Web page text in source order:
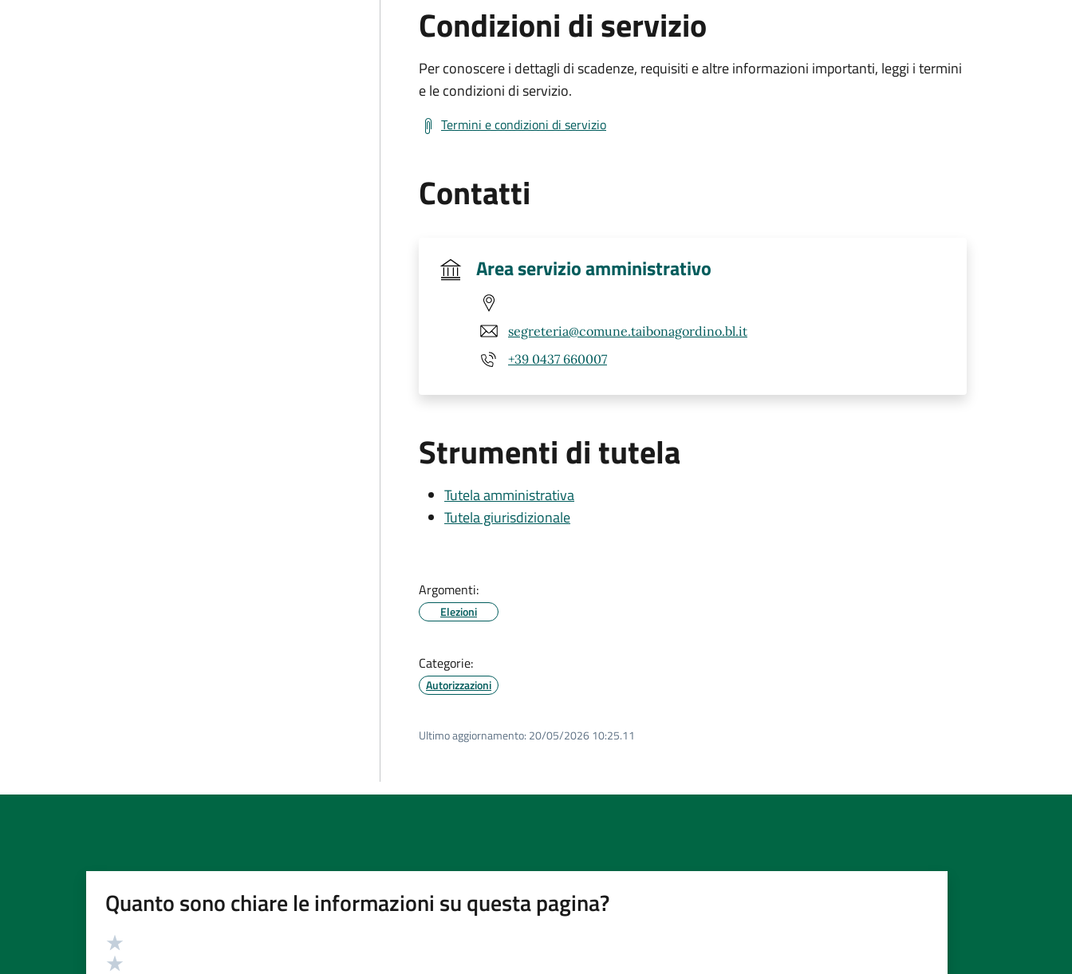
Condizioni di servizio
Per conoscere i dettagli di scadenze, requisiti e altre informazioni importanti, leggi i termini
e le condizioni di servizio.
Termini e condizioni di servizio
Contatti
Area servizio amministrativo
segreteria@comune.taibonagordino.bl.it
+39 0437 660007
Strumenti di tutela
Tutela amministrativa
Tutela giurisdizionale
Argomenti:
Elezioni
Categorie:
Autorizzazioni
Ultimo aggiornamento: 20/05/2026 10:25.11
Quanto sono chiare le informazioni su questa pagina?
Valutazione